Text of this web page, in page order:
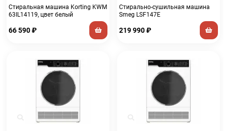
Стиральная машина Korting KWM
63IL14119, цвет белый
66 590₽
Стирально-сушильная машина
Smeg LSF147E
219 990₽